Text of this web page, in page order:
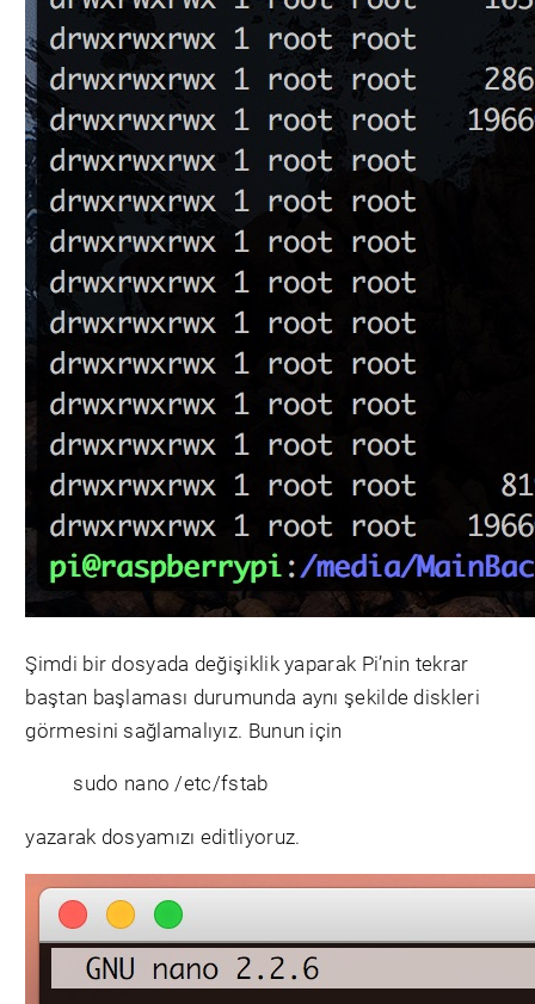
Şimdi bir dosyada değişiklik yaparak Pi’nin tekrar
baştan başlaması durumunda aynı şekilde diskleri
görmesini sağlamalıyız. Bunun için
sudo nano /etc/fstab
yazarak dosyamızı editliyoruz.